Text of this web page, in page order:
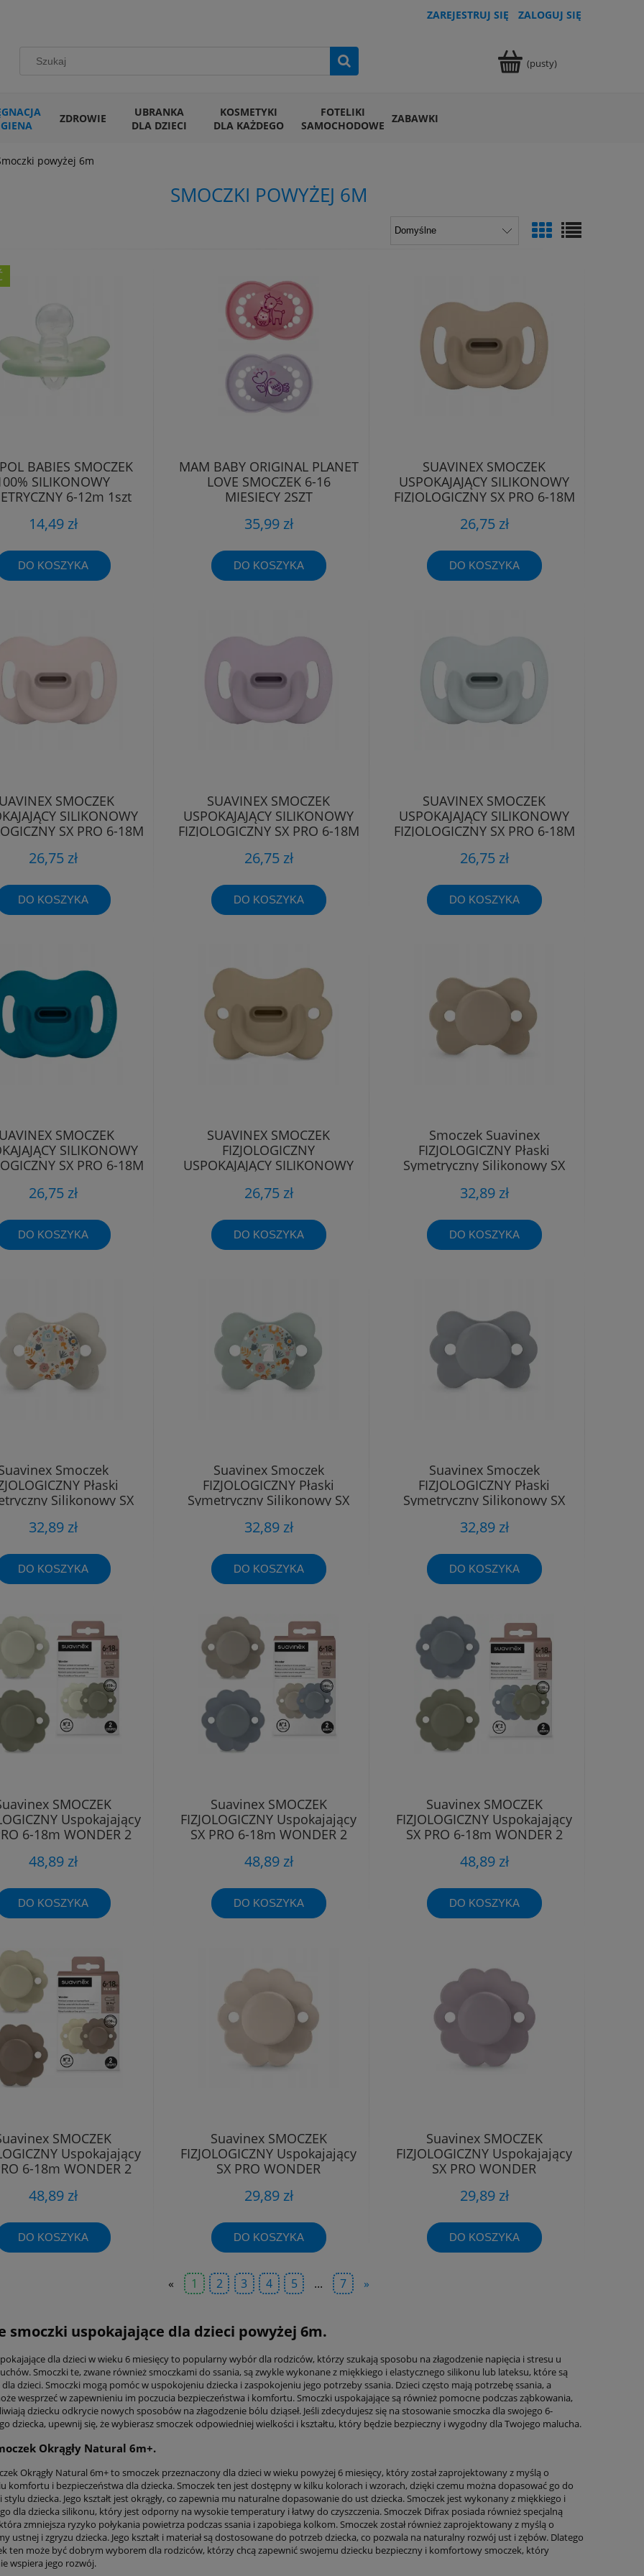
ZAREJESTRUJ SIĘ ZALOGUJ SIĘ
(pusty)
ZDROWIE
UBRANKA
DLA DZIECI
KOSMETYKI
DLA KAŻDEGO
FOTELIKI
SAMOCHODOWE ZABAWKI
powyżej 6m
SMOCZKI POWYŻEJ 6M
BABIES SMOCZEK
SILIKONOWY
6-12m 1szt
14,49 zł
DO KOSZYKA
MAM BABY ORIGINAL PLANET
LOVE SMOCZEK 6-16
MIESIĘCY 2SZT
35,99 zł
DO KOSZYKA
SUAVINEX SMOCZEK
USPOKAJAJĄCY SILIKONOWY
FIZJOLOGICZNY SX PRO 6-18M
26,75 zł
DO KOSZYKA
SMOCZEK
SILIKONOWY
SX PRO 6-18M
26,75 zł
DO KOSZYKA
SUAVINEX SMOCZEK
USPOKAJAJĄCY SILIKONOWY
FIZJOLOGICZNY SX PRO 6-18M
26,75 zł
DO KOSZYKA
SUAVINEX SMOCZEK
USPOKAJAJĄCY SILIKONOWY
FIZJOLOGICZNY SX PRO 6-18M
26,75 zł
DO KOSZYKA
SMOCZEK
SILIKONOWY
SX PRO 6-18M
26,75 zł
DO KOSZYKA
SUAVINEX SMOCZEK
FIZJOLOGICZNY
USPOKAJAJĄCY SILIKONOWY
26,75 zł
DO KOSZYKA
Smoczek Suavinex
FIZJOLOGICZNY Płaski
Symetryczny Silikonowy SX
32,89 zł
DO KOSZYKA
Smoczek
Płaski
Silikonowy SX
32,89 zł
DO KOSZYKA
Suavinex Smoczek
FIZJOLOGICZNY Płaski
Symetryczny Silikonowy SX
32,89 zł
DO KOSZYKA
Suavinex Smoczek
FIZJOLOGICZNY Płaski
Symetryczny Silikonowy SX
32,89 zł
DO KOSZYKA
SMOCZEK
Uspokajający
6-18m WONDER 2
48,89 zł
DO KOSZYKA
Suavinex SMOCZEK
FIZJOLOGICZNY Uspokajający
SX PRO 6-18m WONDER 2
48,89 zł
DO KOSZYKA
Suavinex SMOCZEK
FIZJOLOGICZNY Uspokajający
SX PRO 6-18m WONDER 2
48,89 zł
DO KOSZYKA
SMOCZEK
Uspokajający
6-18m WONDER 2
48,89 zł
DO KOSZYKA
Suavinex SMOCZEK
FIZJOLOGICZNY Uspokajający
SX PRO WONDER
29,89 zł
DO KOSZYKA
Suavinex SMOCZEK
FIZJOLOGICZNY Uspokajający
SX PRO WONDER
29,89 zł
DO KOSZYKA
« 1 2 3 4 5 ... 7 »
smoczki uspokajające dla dzieci powyżej 6m.
dla dzieci w wieku 6 miesięcy to popularny wybór dla rodziców, którzy szukają sposobu na złagodzenie napięcia i stresu u
Smoczki te, zwane również smoczkami do ssania, są zwykle wykonane z miękkiego i elastycznego silikonu lub lateksu, które są
dla dzieci. Smoczki mogą pomóc w uspokojeniu dziecka i zaspokojeniu jego potrzeby ssania. Dzieci często mają potrzebę ssania, a
wesprzeć w zapewnieniu im poczucia bezpieczeństwa i komfortu. Smoczki uspokajające są również pomocne podczas ząbkowania,
dziecku odkrycie nowych sposobów na złagodzenie bólu dziąseł. Jeśli zdecydujesz się na stosowanie smoczka dla swojego 6-
dziecka, upewnij się, że wybierasz smoczek odpowiedniej wielkości i kształtu, który będzie bezpieczny i wygodny dla Twojego malucha.
Okrągły Natural 6m+.
Okrągły Natural 6m+ to smoczek przeznaczony dla dzieci w wieku powyżej 6 miesięcy, który został zaprojektowany z myślą o
komfortu i bezpieczeństwa dla dziecka. Smoczek ten jest dostępny w kilku kolorach i wzorach, dzięki czemu można dopasować go do
stylu dziecka. Jego kształt jest okrągły, co zapewnia mu naturalne dopasowanie do ust dziecka. Smoczek jest wykonany z miękkiego i
dla dziecka silikonu, który jest odporny na wysokie temperatury i łatwy do czyszczenia. Smoczek Difrax posiada również specjalną
zmniejsza ryzyko połykania powietrza podczas ssania i zapobiega kolkom. Smoczek został również zaprojektowany z myślą o
ustnej i zgryzu dziecka. Jego kształt i materiał są dostosowane do potrzeb dziecka, co pozwala na naturalny rozwój ust i zębów. Dlatego
ten może być dobrym wyborem dla rodziców, którzy chcą zapewnić swojemu dziecku bezpieczny i komfortowy smoczek, który
wspiera jego rozwój.